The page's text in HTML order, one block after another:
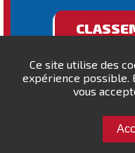
Ce site utilise des
expérience possible.
vous